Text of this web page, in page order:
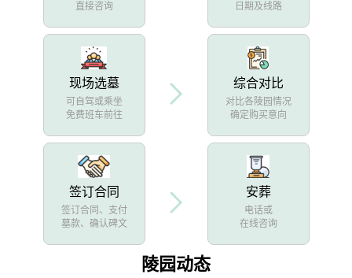
直接咨询
日期及线路
现场选墓
可自驾或乘坐
免费班车前往
综合对比
对比各陵园情况
确定购买意向
签订合同
签订合同、支付
墓款、确认碑文
安葬
电话或
在线咨询
陵园动态